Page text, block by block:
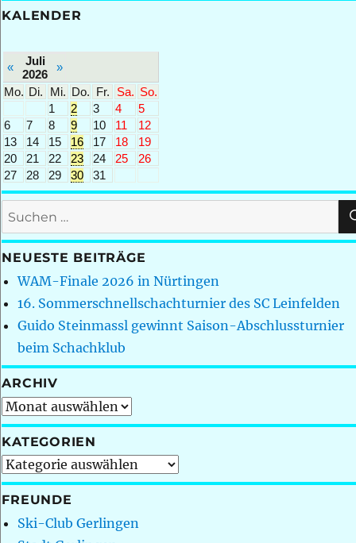
KALENDER
«
Juli
2026
»
Mo. Di. Mi. Do. Fr. Sa. So.
1
2 3 4
5
6
7 8 9 10 11
12
13
14 15 16 17 18
19
20
21 22 23 24 25
26
27
28 29 30 31
Suchen
nach:
NEUESTE BEITRÄGE
WAM-Finale 2026 in Nürtingen
16. Sommerschnellschachturnier des SC Leinfelden
Guido Steinmassl gewinnt Saison-Abschlussturnier
beim Schachklub
ARCHIV
Archiv
KATEGORIEN
Kategorien
FREUNDE
Ski-Club Gerlingen